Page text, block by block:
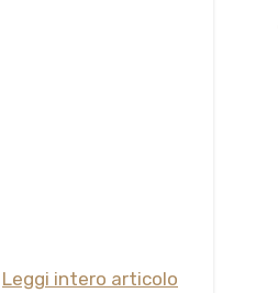
Leggi intero articolo